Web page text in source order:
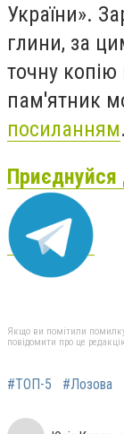
України».
глини, за
точну
пам'ятник
посиланням.
Приєднуйся
Якщо ви помітили
повідомити про це
#ТОП-5 #Лозова